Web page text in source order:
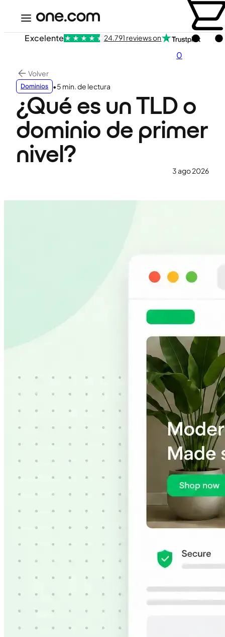
0
Excelente 24.791 reviews on
Volver
Dominios •5 min. de lectura
¿Qué es un TLD o
dominio de primer
nivel?
3 ago 2026